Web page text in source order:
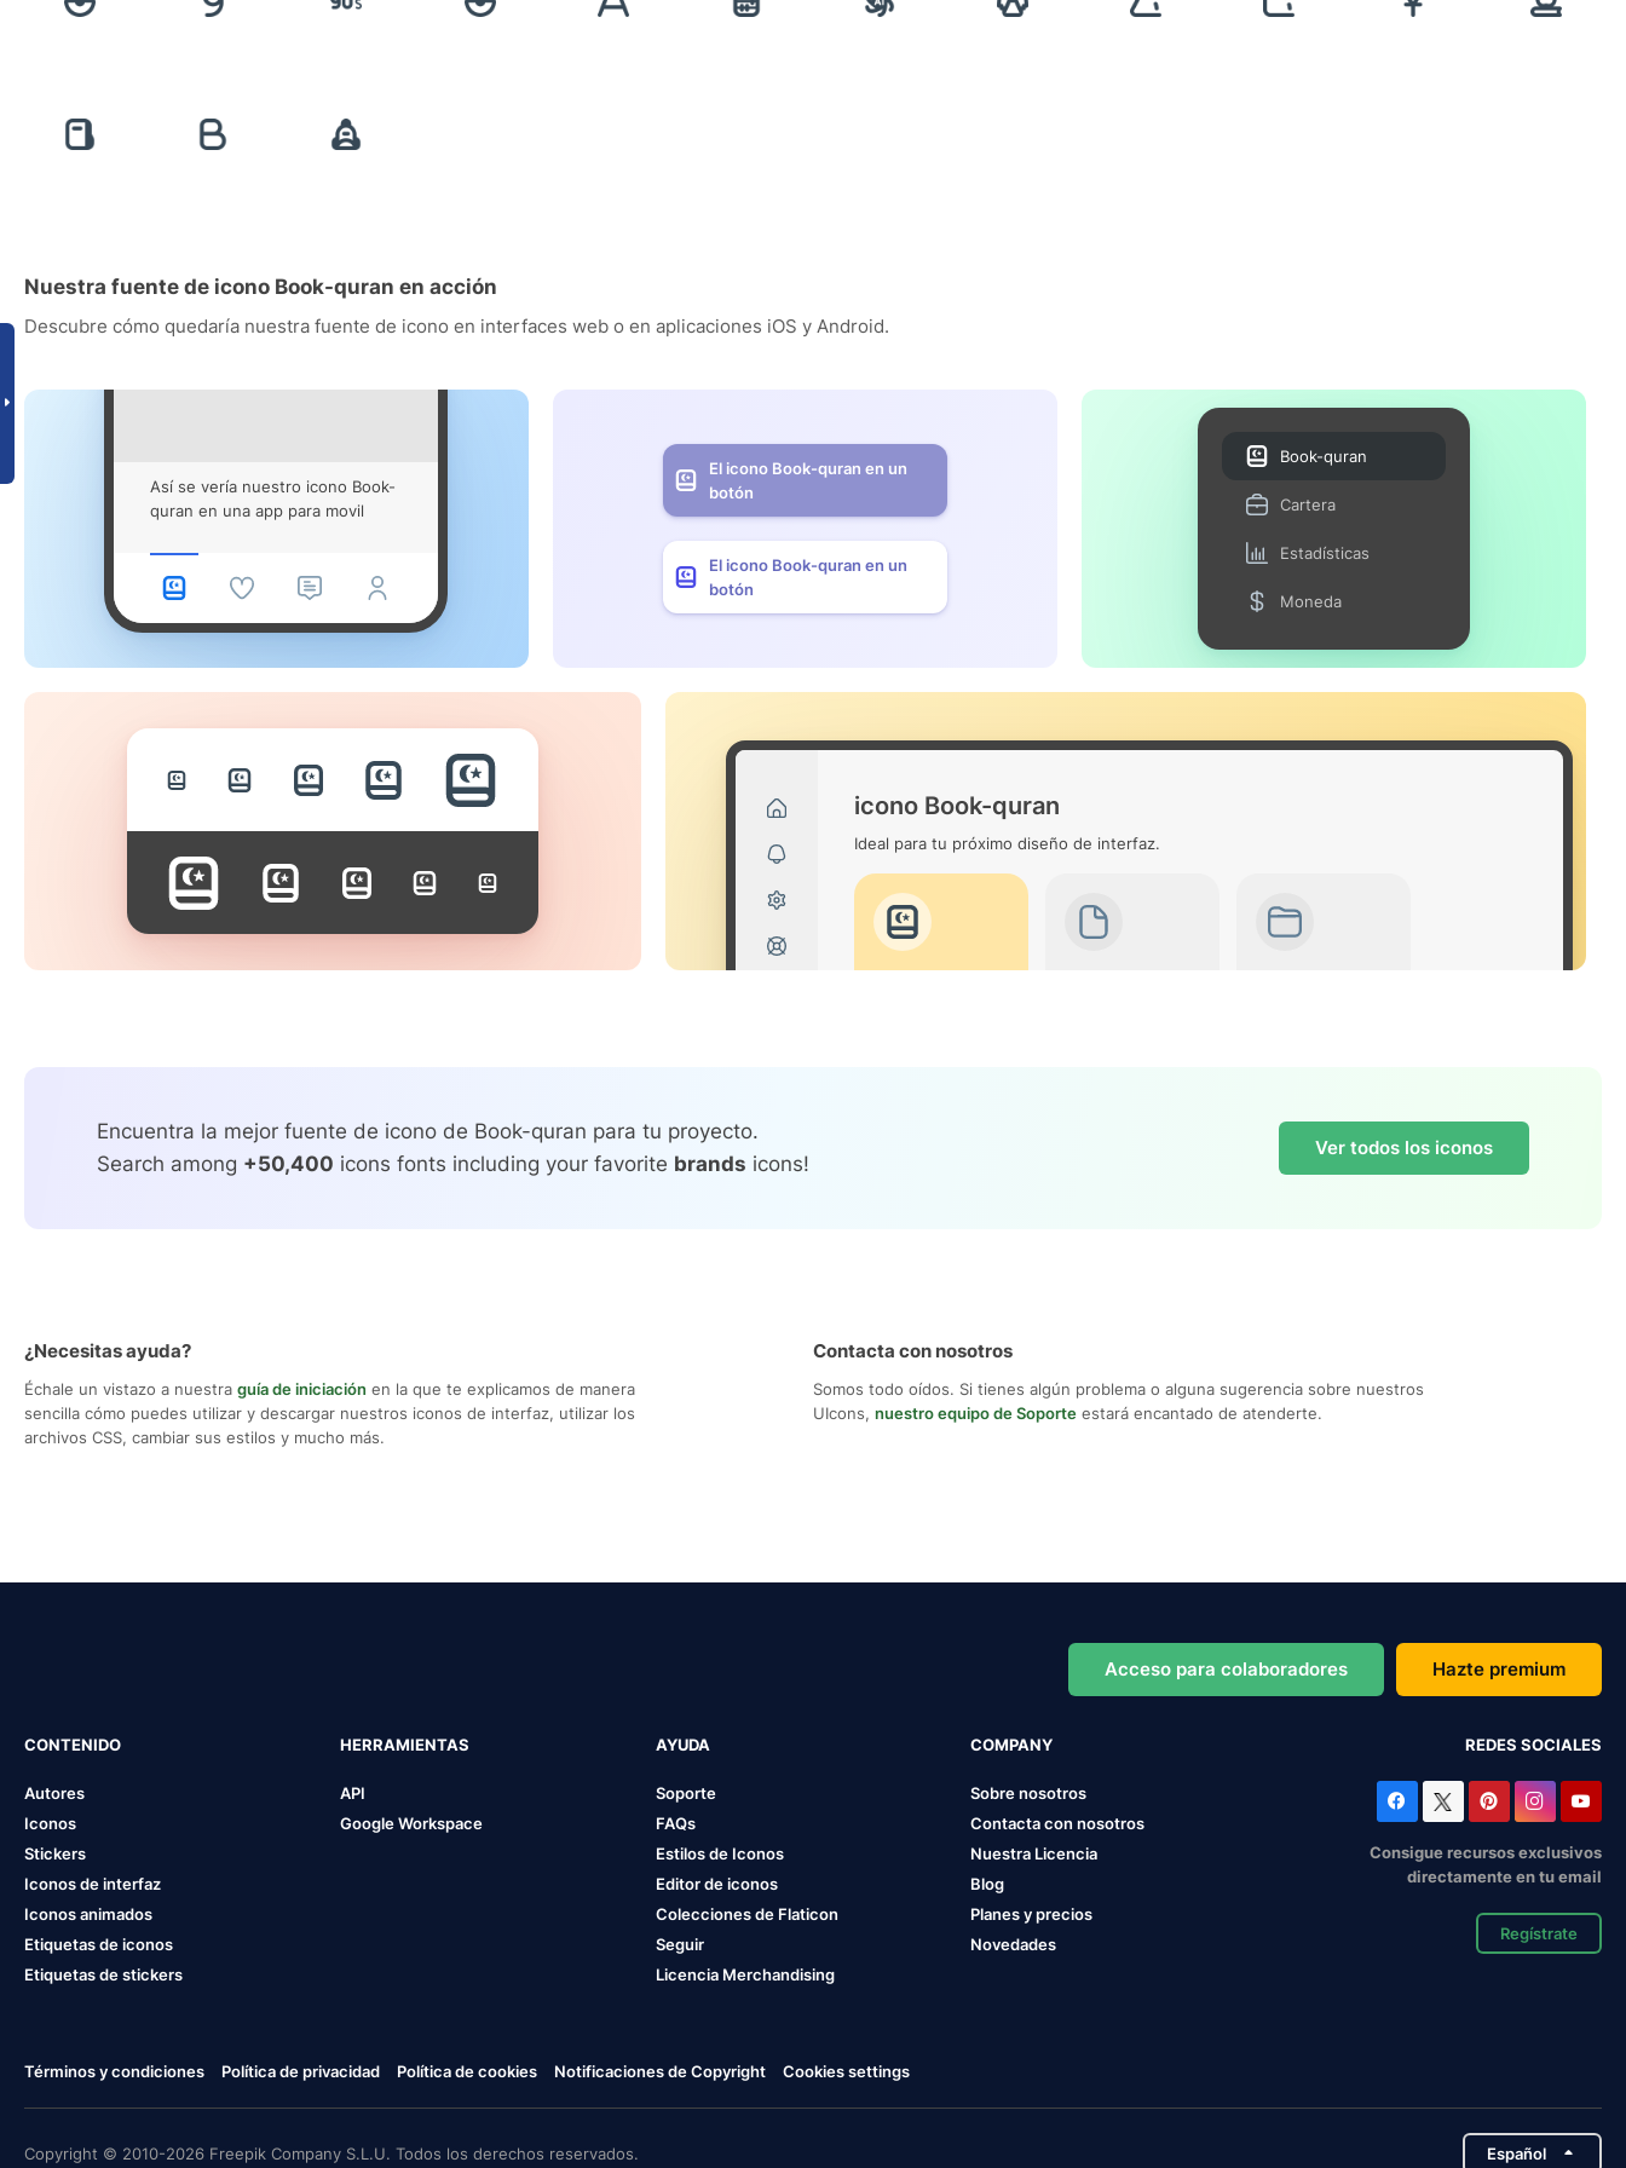
Nuestra fuente de icono Book-quran en acción
Descubre cómo quedaría nuestra fuente de icono en interfaces web o en aplicaciones iOS y Android.
Así se vería nuestro icono Book-
quran en una app para movil
El icono Book-quran en un
botón
El icono Book-quran en un
botón
Book-quran
Cartera
Estadísticas
Moneda
icono Book-quran
Ideal para tu próximo diseño de interfaz.
Encuentra la mejor fuente de icono de Book-quran para tu proyecto.
Search among +50,400 icons fonts including your favorite brands icons!
Ver todos los iconos
¿Necesitas ayuda?
Échale un vistazo a nuestra guía de iniciación en la que te explicamos de manera
sencilla cómo puedes utilizar y descargar nuestros iconos de interfaz, utilizar los
archivos CSS, cambiar sus estilos y mucho más.
Contacta con nosotros
Somos todo oídos. Si tienes algún problema o alguna sugerencia sobre nuestros
UIcons, nuestro equipo de Soporte estará encantado de atenderte.
Acceso para colaboradores Hazte premium
CONTENIDO
Autores
Iconos
Stickers
Iconos de interfaz
Iconos animados
Etiquetas de iconos
Etiquetas de stickers
HERRAMIENTAS
API
Google Workspace
AYUDA
Soporte
FAQs
Estilos de Iconos
Editor de iconos
Colecciones de Flaticon
Seguir
Licencia Merchandising
COMPANY
Sobre nosotros
Contacta con nosotros
Nuestra Licencia
Blog
Planes y precios
Novedades
REDES SOCIALES
Consigue recursos exclusivos
directamente en tu email
Regístrate
Términos y condiciones Política de privacidad Política de cookies Notificaciones de Copyright Cookies settings
Copyright © 2010-2026 Freepik Company S.L.U. Todos los derechos reservados. Español